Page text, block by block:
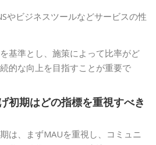
やビジネスツールなどサービスの性
基準とし、施策によって比率がど
的な向上を目指すことが重要で
初期はどの指標を重視すべき
は、まずMAUを重視し、コミュニ